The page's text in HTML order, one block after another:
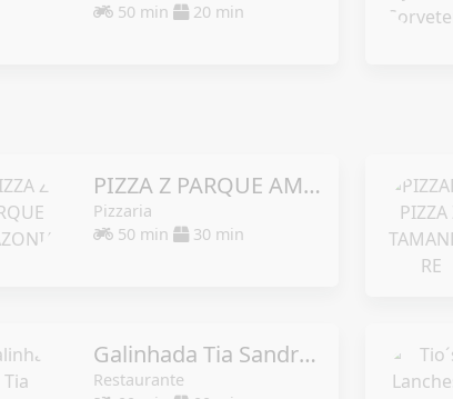
50 min
20 min
PIZZA Z PARQUE AMAZONIA
Pizzaria
50 min
30 min
Galinhada Tia Sandra - Entregas apartir das 11hs.
Restaurante